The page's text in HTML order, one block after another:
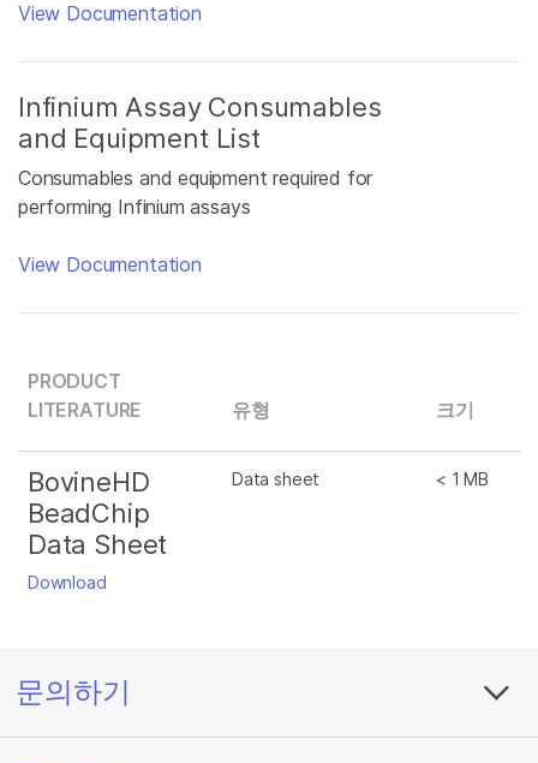
View Documentation
Infinium Assay Consumables
and Equipment List
Consumables and equipment required for
performing Infinium assays
View Documentation
PRODUCT
LITERATURE
유형 크기
BovineHD
BeadChip
Data Sheet
Download
Data sheet < 1 MB
문의하기